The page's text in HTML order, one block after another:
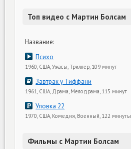
Топ видео с Мартин Болсам
Название:
Психо
1960, США, Ужасы, Триллер, 109 минут
Завтрак у Тиффани
1961, США, Драма, Мелодрама, 115 минут
Уловка 22
1970, США, Комедия, Военный, 122 минуты
Фильмы с Мартин Болсам